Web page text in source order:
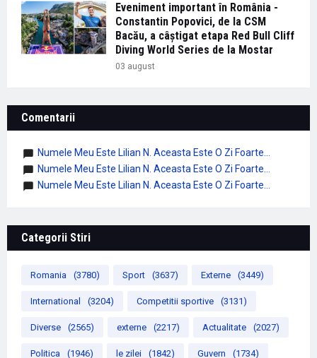
Eveniment important în România -
Constantin Popovici, de la CSM
Bacău, a câștigat etapa Red Bull Cliff
Diving World Series de la Mostar
03 august
Comentarii
Numele Meu Este Lilian N. Aceasta Este O Zi Foarte...
Numele Meu Este Lilian N. Aceasta Este O Zi Foarte...
Numele Meu Este Lilian N. Aceasta Este O Zi Foarte...
Categorii Stiri
Romania (3780) Sport (3637) Externe (3449)
International (3204) Competitii sportive (3131)
Diverse (2565) externe (2217) Actualitate (2027)
Politica (1946) le zilei (1842) Guvern (1734)